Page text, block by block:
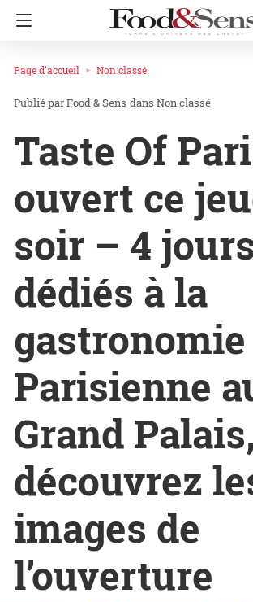
Page d'accueil Non classé
Food & Sens dans Non classé
Taste Of
ouvert ce
soir – 4 jours
dédiés à la
gastronomie
Parisienne
Grand Palais,
découvrez
images de
l’ouverture